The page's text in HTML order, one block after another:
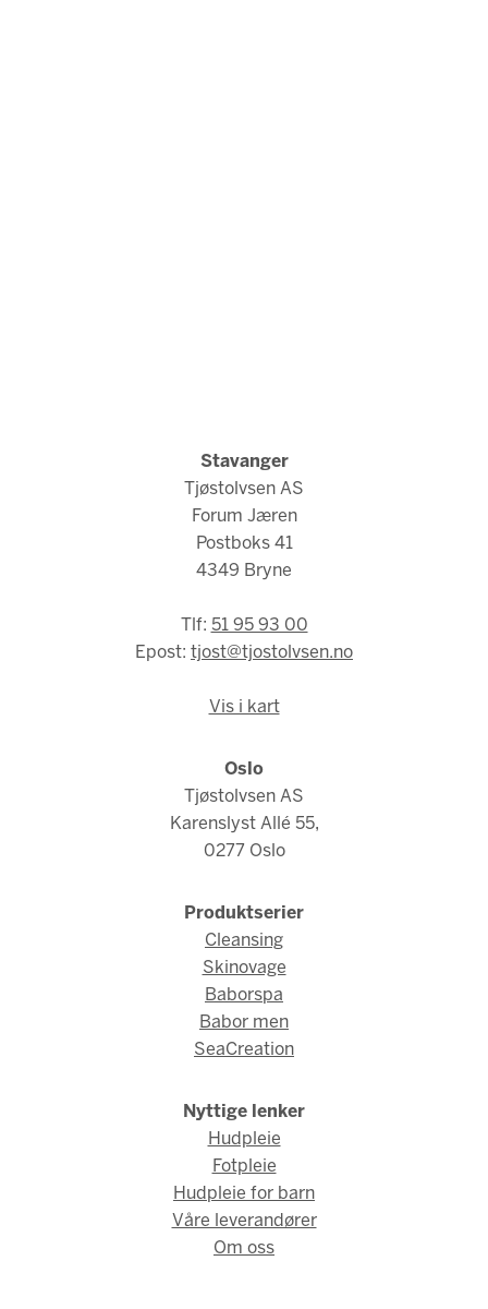
Stavanger
Tjøstolvsen AS
Forum Jæren
Postboks 41
4349 Bryne
Tlf: 51 95 93 00
Epost: tjost@tjostolvsen.no
Vis i kart
Oslo
Tjøstolvsen AS
Karenslyst Allé 55,
0277 Oslo
Produktserier
Cleansing
Skinovage
Baborspa
Babor men
SeaCreation
Nyttige lenker
Hudpleie
Fotpleie
Hudpleie for barn
Våre leverandører
Om oss